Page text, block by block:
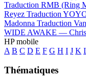
Traduction RMB (Ring
Reyez Traduction
Madonna Traduction
WIDE AWAKE —
HP mobile
A B C D E F G H I J K
Thématiques